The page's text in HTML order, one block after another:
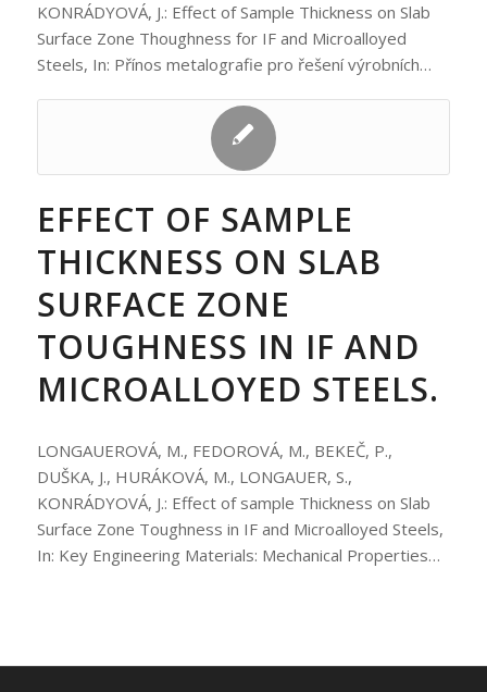
KONRÁDYOVÁ, J.: Effect of Sample Thickness on Slab
Surface Zone Thoughness for IF and Microalloyed
Steels, In: Přínos metalografie pro řešení výrobních…
EFFECT OF SAMPLE
THICKNESS ON SLAB
SURFACE ZONE
TOUGHNESS IN IF AND
MICROALLOYED STEELS.
LONGAUEROVÁ, M., FEDOROVÁ, M., BEKEČ, P.,
DUŠKA, J., HURÁKOVÁ, M., LONGAUER, S.,
KONRÁDYOVÁ, J.: Effect of sample Thickness on Slab
Surface Zone Toughness in IF and Microalloyed Steels,
In: Key Engineering Materials: Mechanical Properties…